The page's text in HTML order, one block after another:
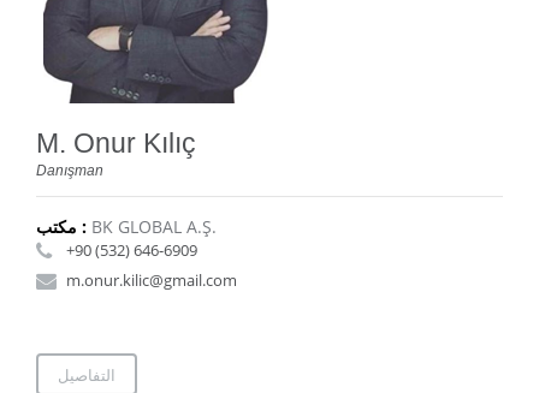
M. Onur Kılıç
Danışman
مكتب : BK GLOBAL A.Ş.
+90 (532) 646-6909
m.onur.kilic@gmail.com
التفاصيل